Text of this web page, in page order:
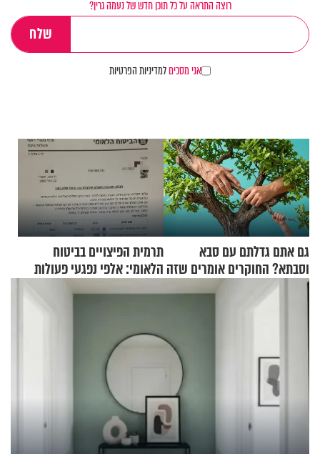
רוצה התראה על כל תוכן חדש של נעמה גרין?
אני מסכיםלמדיניות הפרטיות
גם אתם גדלתם עם סבא
וסבתא? החוקרים אומרים שזה
מתכון מנצח
תרמית הפיצויים בביטוח
הלאומי: אלפי נפגעי פעולות
איבה קיבלו כספים במירמה